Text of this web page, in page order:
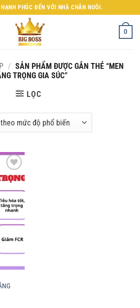
PHÚC ĐẾN VỚI NHÀ CHĂN NUÔI.
0
/ SẢN PHẨM ĐƯỢC GẮN THẺ “MEN
TRỌNG GIA SÚC”
LỌC
Add to
wishlist